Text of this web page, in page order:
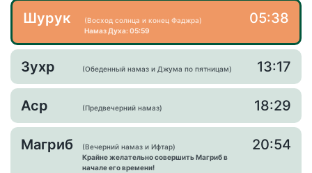
Шурук
(Восход солнца и конец Фаджра)
Намаз Духа: 05:59
05:38
Зухр (Обеденный намаз и Джума по пятницам) 13:17
Аср (Предвечерний намаз) 18:29
Магриб
(Вечерний намаз и Ифтар)
Крайне желательно совершить Магриб в
начале его времени!
20:54